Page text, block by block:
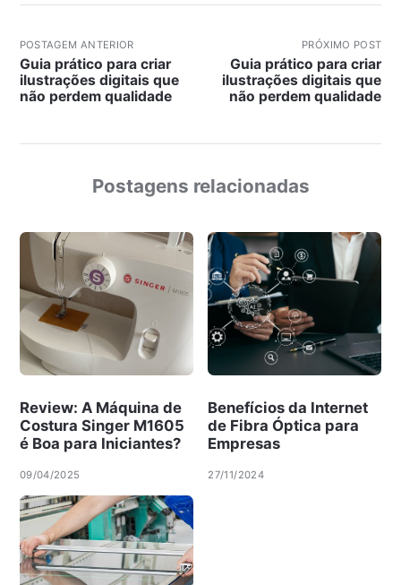
POSTAGEM ANTERIOR
Guia prático para criar
ilustrações digitais que
não perdem qualidade
PRÓXIMO POST
Guia prático para criar
ilustrações digitais que
não perdem qualidade
Postagens relacionadas
Review: A Máquina de
Costura Singer M1605
é Boa para Iniciantes?
09/04/2025
Benefícios da Internet
de Fibra Óptica para
Empresas
27/11/2024